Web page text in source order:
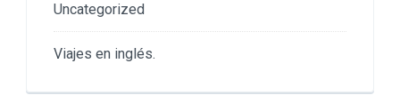
Uncategorized
Viajes en inglés.